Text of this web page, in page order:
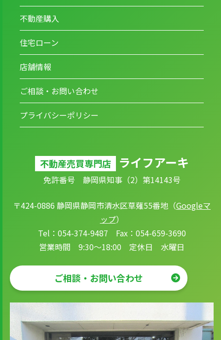
不動産購入
住宅ローン
店舗情報
ご相談・お問い合わせ
プライバシーポリシー
不動産売買専門店 ライフアーキ
免許番号 静岡県知事（2）第14143号
〒424-0886 静岡県静岡市清水区草薙55番地（Googleマ
ップ）
Tel：054-374-9487 Fax：054-659-3690
営業時間 9:30～18:00 定休日 水曜日
ご相談・お問い合わせ